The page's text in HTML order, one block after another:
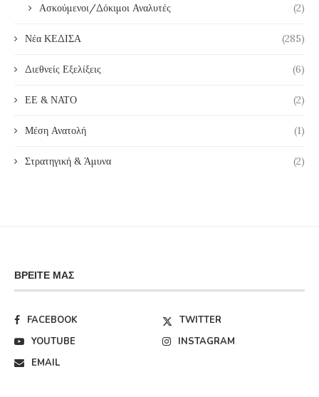
Ασκούμενοι/Δόκιμοι Αναλυτές (2)
Νέα ΚΕΔΙΣΑ (285)
Διεθνείς Εξελίξεις (6)
ΕΕ & ΝΑΤΟ (2)
Μέση Ανατολή (1)
Στρατηγική & Άμυνα (2)
ΒΡΕΊΤΕ ΜΑΣ
FACEBOOK
TWITTER
YOUTUBE
INSTAGRAM
EMAIL